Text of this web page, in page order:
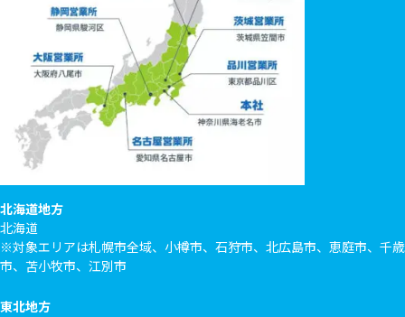
北海道地方
北海道
※対象エリアは札幌市全域、小樽市、石狩市、北広島市、恵庭市、千歳
市、苫小牧市、江別市
東北地方